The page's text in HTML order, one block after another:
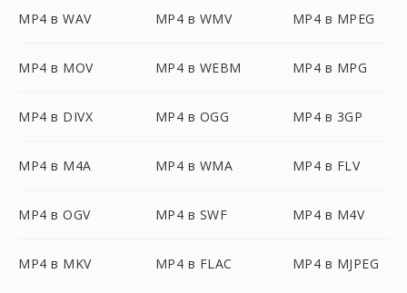
MP4 в WAV MP4 в WMV MP4 в MPEG
MP4 в MOV MP4 в WEBM MP4 в MPG
MP4 в DIVX MP4 в OGG MP4 в 3GP
MP4 в M4A MP4 в WMA MP4 в FLV
MP4 в OGV MP4 в SWF MP4 в M4V
MP4 в MKV MP4 в FLAC MP4 в MJPEG